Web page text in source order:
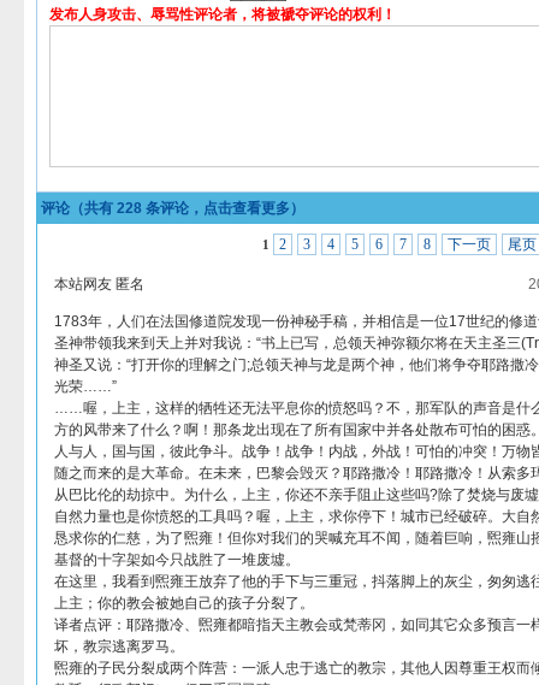
发布人身攻击、辱骂性评论者，将被褫夺评论的权利！
评论（共有 228 条评论，点击查看更多）
1 2 3 4 5 6 7 8 下一页 尾页
本站网友 匿名
1783年，人们在法国修道院发现一份神秘手稿，并相信是一位17世纪的修
圣神带领我来到天上并对我说：“书上已写，总领天神弥额尔将在天主圣三
神圣又说：“打开你的理解之门;总领天神与龙是两个神，他们将争夺耶路撒
光荣……”
……喔，上主，这样的牺牲还无法平息你的愤怒吗？不，那军队的声音是什
方的风带来了什么？啊！那条龙出现在了所有国家中并各处散布可怕的困惑
人与人，国与国，彼此争斗。战争！战争！内战，外战！可怕的冲突！万物
随之而来的是大革命。在未来，巴黎会毁灭？耶路撒冷！耶路撒冷！从索多
从巴比伦的劫掠中。为什么，上主，你还不亲手阻止这些吗?除了焚烧与废
自然力量也是你愤怒的工具吗？喔，上主，求你停下！城市已经破碎。大自
恳求你的仁慈，为了煕雍！但你对我们的哭喊充耳不闻，随着巨响，煕雍山
基督的十字架如今只战胜了一堆废墟。
在这里，我看到煕雍王放弃了他的手下与三重冠，抖落脚上的灰尘，匆匆逃
上主；你的教会被她自己的孩子分裂了。
译者点评：耶路撒冷、煕雍都暗指天主教会或梵蒂冈，如同其它众多预言一
坏，教宗逃离罗马。
煕雍的子民分裂成两个阵营：一派人忠于逃亡的教宗，其他人因尊重王权而